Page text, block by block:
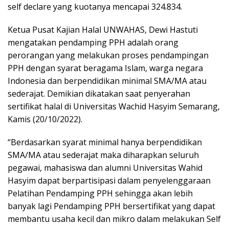
self declare yang kuotanya mencapai 324.834.
Ketua Pusat Kajian Halal UNWAHAS, Dewi Hastuti
mengatakan pendamping PPH adalah orang
perorangan yang melakukan proses pendampingan
PPH dengan syarat beragama Islam, warga negara
Indonesia dan berpendidikan minimal SMA/MA atau
sederajat. Demikian dikatakan saat penyerahan
sertifikat halal di Universitas Wachid Hasyim Semarang,
Kamis (20/10/2022).
“Berdasarkan syarat minimal hanya berpendidikan
SMA/MA atau sederajat maka diharapkan seluruh
pegawai, mahasiswa dan alumni Universitas Wahid
Hasyim dapat berpartisipasi dalam penyelenggaraan
Pelatihan Pendamping PPH sehingga akan lebih
banyak lagi Pendamping PPH bersertifikat yang dapat
membantu usaha kecil dan mikro dalam melakukan Self